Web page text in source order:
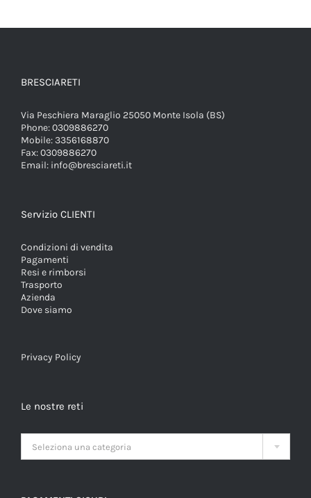
BRESCIARETI
Via Peschiera Maraglio 25050 Monte Isola (BS)
Phone:0309886270
Mobile:3356168870
Fax:0309886270
Email: info@bresciareti.it
Servizio CLIENTI
Condizioni di vendita
Pagamenti
Resi e rimborsi
Trasporto
Azienda
Dove siamo
Privacy Policy
Le nostre reti

Seleziona una categoria